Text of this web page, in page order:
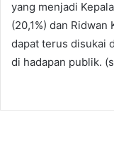
yang menjadi
(20,1%) dan
dapat terus disukai
di hadapan publik.